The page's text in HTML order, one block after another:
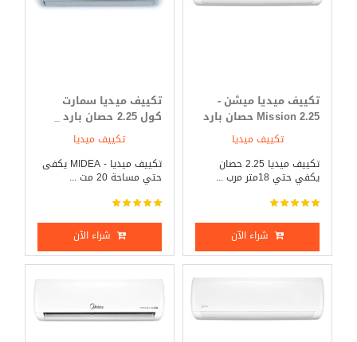
تكييف ميديا ميشن -
Mission 2.25 حصان بارد
_ ساخنتكييف ميديا
تكييف ميديا 2.25 حصان
يكفي حتي 18متر مرب ...
شراء الآن
تكييف ميديا سمارت
كول 2.25 حصان بارد _
تكييف ميديا
تكييف ميديا - MIDEA يكفى
حتي مساحة 20 مت ...
شراء الآن